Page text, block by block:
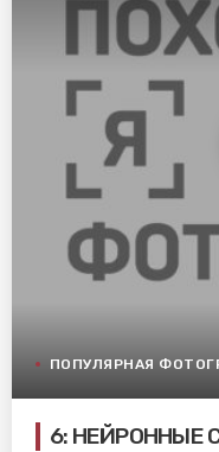
ПОПУЛЯРНАЯ
6: НЕЙРОННЫЕ